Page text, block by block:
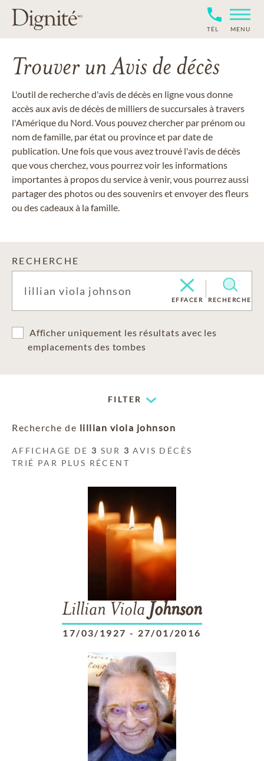
TÉL MENU
Trouver un Avis de décès
L'outil de recherche d'avis de décès en ligne vous donne
accès aux avis de décès de milliers de succursales à travers
l'Amérique du Nord. Vous pouvez chercher par prénom ou
nom de famille, par état ou province et par date de
publication. Une fois que vous avez trouvé l'avis de décès
que vous cherchez, vous pourrez voir les informations
importantes à propos du service à venir, vous pourrez aussi
partager des photos ou des souvenirs et envoyer des fleurs
ou des cadeaux à la famille.
RECHERCHE
EFFACER RECHERCHE
Afficher uniquement les résultats avec les
emplacements des tombes
FILTER
Recherche de lillian viola johnson
AFFICHAGE DE 3 SUR 3 AVIS DÉCÈS
TRIÉ PAR PLUS RÉCENT
Lillian Viola Johnson
17/03/1927 - 27/01/2016